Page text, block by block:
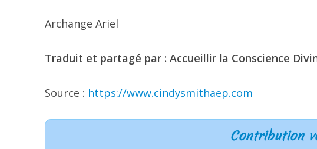
Archange Ariel
Traduit et partagé par : Accueillir la Conscience
Source : https://www.cindysmithaep.com
Contribution